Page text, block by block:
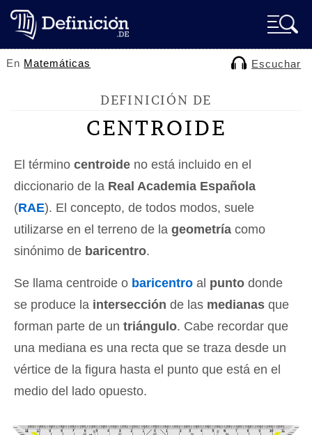
En Matemáticas Escuchar
DEFINICIÓN DE
CENTROIDE
El término centroide no está incluido en el
diccionario de la Real Academia Española
(RAE). El concepto, de todos modos, suele
utilizarse en el terreno de la geometría como
sinónimo de baricentro.
Se llama centroide o baricentro al punto donde
se produce la intersección de las medianas que
forman parte de un triángulo. Cabe recordar que
una mediana es una recta que se traza desde un
vértice de la figura hasta el punto que está en el
medio del lado opuesto.